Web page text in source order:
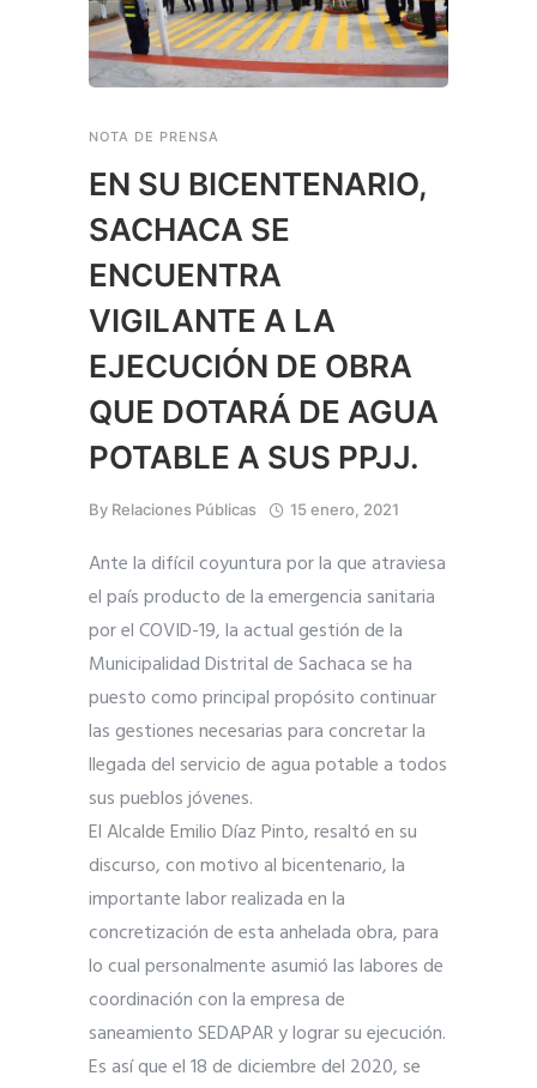
NOTA DE PRENSA
EN SU BICENTENARIO,
SACHACA SE
ENCUENTRA
VIGILANTE A LA
EJECUCIÓN DE OBRA
QUE DOTARÁ DE AGUA
POTABLE A SUS PPJJ.
By Relaciones Públicas 15 enero, 2021
Ante la difícil coyuntura por la que atraviesa
el país producto de la emergencia sanitaria
por el COVID-19, la actual gestión de la
Municipalidad Distrital de Sachaca se ha
puesto como principal propósito continuar
las gestiones necesarias para concretar la
llegada del servicio de agua potable a todos
sus pueblos jóvenes.
El Alcalde Emilio Díaz Pinto, resaltó en su
discurso, con motivo al bicentenario, la
importante labor realizada en la
concretización de esta anhelada obra, para
lo cual personalmente asumió las labores de
coordinación con la empresa de
saneamiento SEDAPAR y lograr su ejecución.
Es así que el 18 de diciembre del 2020, se